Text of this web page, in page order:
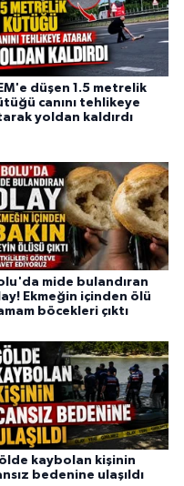
düşen 1.5 metrelik
canını tehlikeye
yoldan kaldırdı
mide bulandıran
Ekmeğin içinden ölü
böcekleri çıktı
kaybolan kişinin
bedenine ulaşıldı